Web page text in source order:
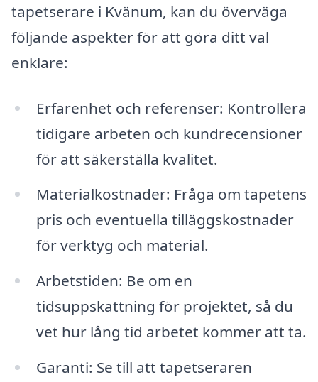
tapetserare i Kvänum, kan du överväga
följande aspekter för att göra ditt val
enklare:
Erfarenhet och referenser: Kontrollera
tidigare arbeten och kundrecensioner
för att säkerställa kvalitet.
Materialkostnader: Fråga om tapetens
pris och eventuella tilläggskostnader
för verktyg och material.
Arbetstiden: Be om en
tidsuppskattning för projektet, så du
vet hur lång tid arbetet kommer att ta.
Garanti: Se till att tapetseraren